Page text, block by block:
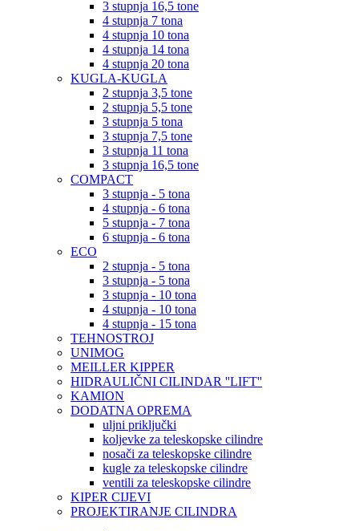
3 stupnja 16,5 tone
4 stupnja 7 tona
4 stupnja 10 tona
4 stupnja 14 tona
4 stupnja 20 tona
KUGLA-KUGLA
2 stupnja 3,5 tone
2 stupnja 5,5 tone
3 stupnja 5 tona
3 stupnja 7,5 tone
3 stupnja 11 tona
3 stupnja 16,5 tone
COMPACT
3 stupnja - 5 tona
4 stupnja - 6 tona
5 stupnja - 7 tona
6 stupnja - 6 tona
ECO
2 stupnja - 5 tona
3 stupnja - 5 tona
3 stupnja - 10 tona
4 stupnja - 10 tona
4 stupnja - 15 tona
TEHNOSTROJ
UNIMOG
MEILLER KIPPER
HIDRAULIČNI CILINDAR ''LIFT''
KAMION
DODATNA OPREMA
uljni priključki
koljevke za teleskopske cilindre
nosači za teleskopske cilindre
kugle za teleskopske cilindre
ventili za teleskopske cilindre
KIPER CIJEVI
PROJEKTIRANJE CILINDRA